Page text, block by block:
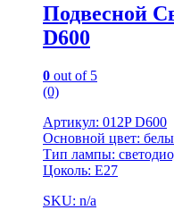
Подвесной
D600
0 out of 5
(0)
Артикул: 012P D600
Основной цвет:
Тип лампы:
Цоколь: E27
SKU: n/a